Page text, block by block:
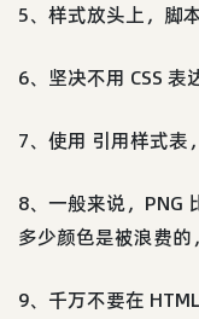
5、样式放头上，脚
6、坚决不用 CSS 表
7、使用 引用样式表
8、一般来说，PNG
多少颜色是被浪费的
9、千万不要在